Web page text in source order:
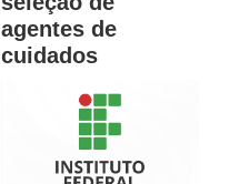
agentes de
cuidados